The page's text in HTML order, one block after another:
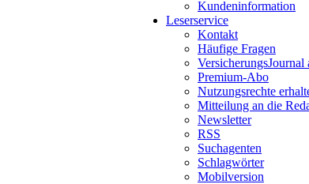
Kundeninformation
Leserservice
Kontakt
Häufige Fragen
VersicherungsJournal
Premium-Abo
Nutzungsrechte
Mitteilung an die
Newsletter
RSS
Suchagenten
Schlagwörter
Mobilversion